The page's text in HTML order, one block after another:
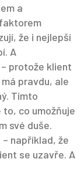
a
že i nejlepší
A
protože klient
pravdu, ale
Tímto
co umožňuje
své duše.
například, že
se uzavře. A